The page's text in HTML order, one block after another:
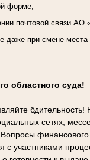
форме;
почтовой связи АО
даже при смене места
областного суда!
бдительность!
сетях,
финансового
с участниками